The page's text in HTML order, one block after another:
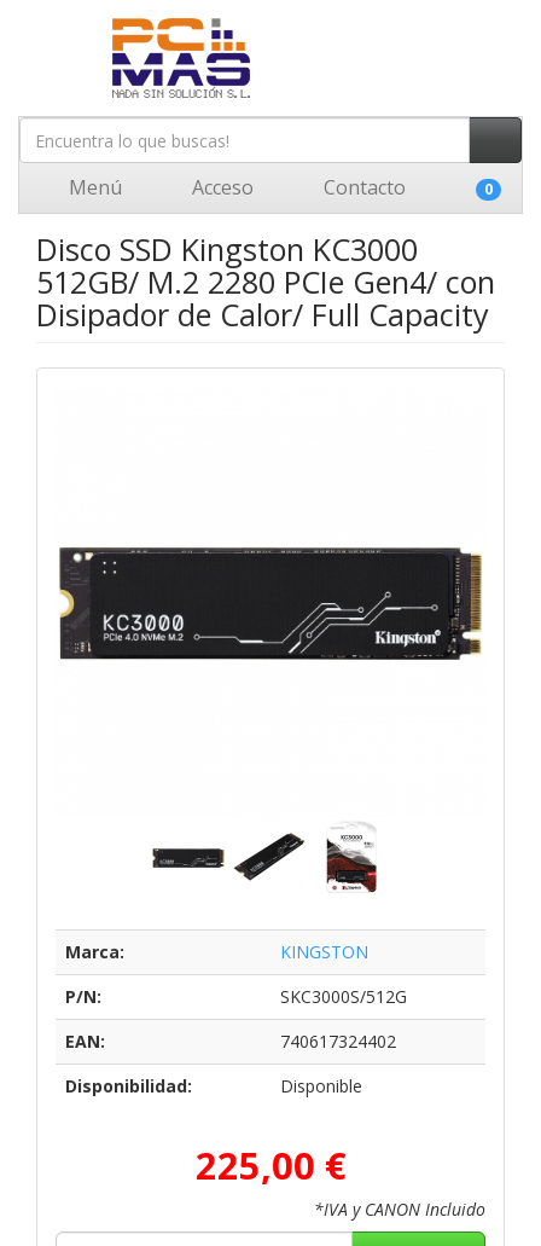
Menú Acceso Contacto 0
Disco SSD Kingston KC3000
512GB/ M.2 2280 PCIe Gen4/ con
Disipador de Calor/ Full Capacity
Marca:
KINGSTON
P/N:
SKC3000S/512G
EAN:
740617324402
Disponibilidad:
Disponible
225,00 €
*IVA y CANON Incluido